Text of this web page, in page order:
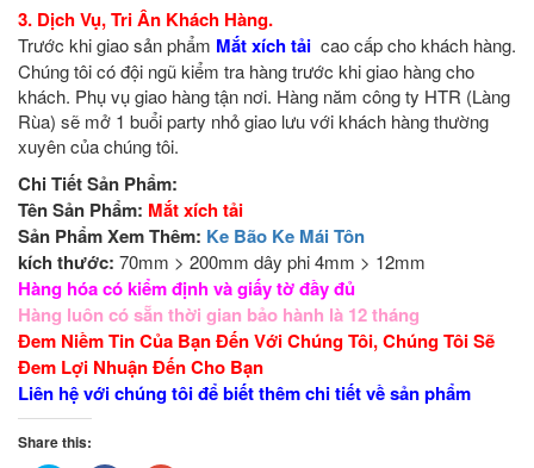
3. Dịch Vụ, Tri Ân Khách Hàng.
Trước khi giao sản phẩm Mắt xích tải cao cấp cho khách hàng.
Chúng tôi có đội ngũ kiểm tra hàng trước khi giao hàng cho
khách. Phụ vụ giao hàng tận nơi. Hàng năm công ty HTR (Làng
Rùa) sẽ mở 1 buổi party nhỏ giao lưu với khách hàng thường
xuyên của chúng tôi.
Chi Tiết Sản Phẩm:
Tên Sản Phẩm: Mắt xích tải
Sản Phẩm Xem Thêm: Ke Bão Ke Mái Tôn
kích thước: 70mm > 200mm dây phi 4mm > 12mm
Hàng hóa có kiểm định vàgiấy tờ đầy đủ
Hàng luôn có sẵn thời gian bảo hành là 12 tháng
Đem Niềm Tin Của Bạn Đến Với Chúng Tôi, Chúng Tôi Sẽ
Đem Lợi Nhuận Đến Cho Bạn
Liên hệ với chúng tôi để biết thêm chi tiết về sản phẩm
Share this: